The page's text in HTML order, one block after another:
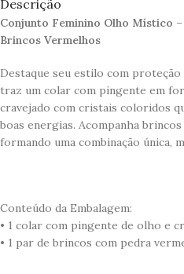
Descrição
Conjunto Feminino Olho Místico
Brincos Vermelhos
Destaque seu estilo com proteção
traz um colar com pingente em
cravejado com cristais coloridos
boas energias. Acompanha
formando uma combinação única,
Conteúdo da Embalagem:
• 1 colar com pingente de olho e
• 1 par de brincos com pedra